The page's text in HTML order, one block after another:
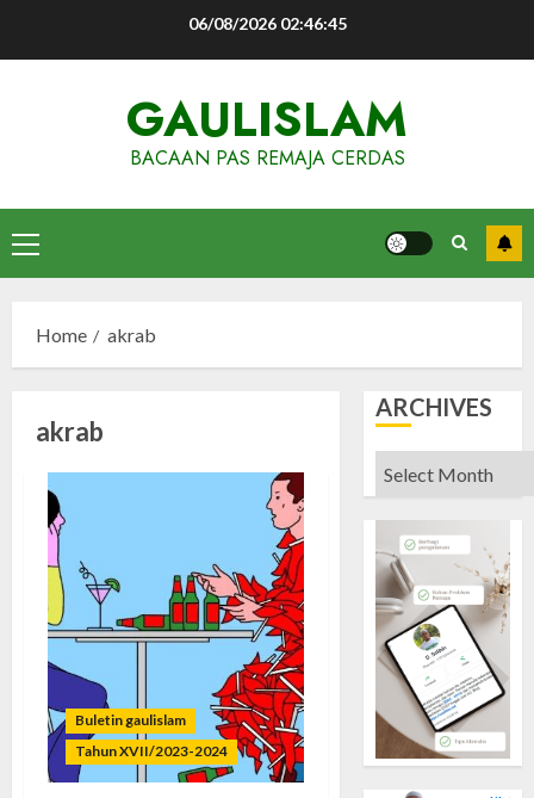
06/08/2026 02:46:46
GAULISLAM
BACAAN PAS REMAJA CERDAS
Primary
Menu
Home akrab
akrab
Buletin gaulislam
Tahun XVII/2023-2024
ARCHIVES
Archives